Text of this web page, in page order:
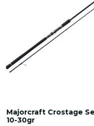
Majorcraft Solpara
2.74m (5-30gr)